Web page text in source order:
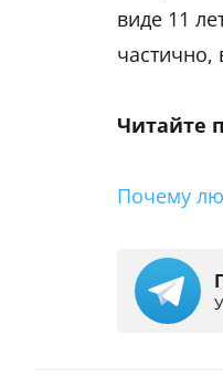
виде 11
частично,
Читайте
Почему